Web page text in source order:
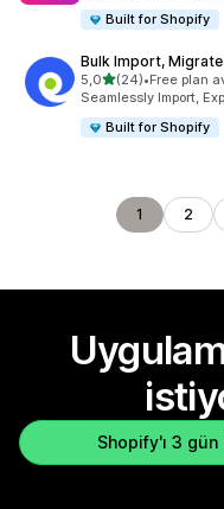
Built for Shopify
Bulk Import,
5,05 yıldız üzerinden
(24)
toplam 24•Free plan
Seamlessly Import,
Built for Shopify
1 2
Shopify'ı 3